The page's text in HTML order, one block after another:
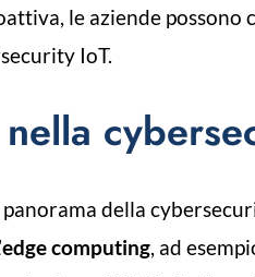
le aziende
IoT.
della
edge computing, ad